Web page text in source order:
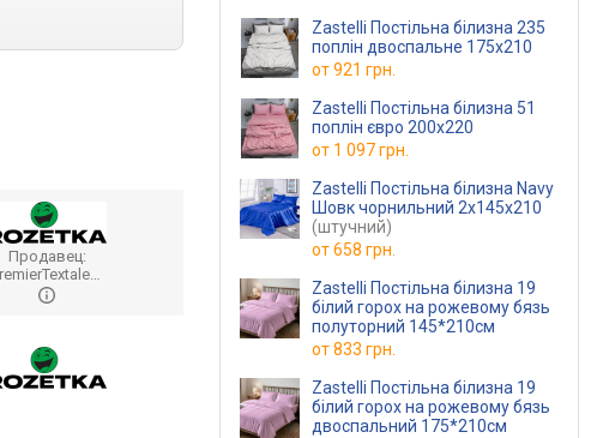
Продавец:
Zastelli Постільна білизна 235
поплін двоспальне 175х210
от921 грн.
Zastelli Постільна білизна 51
поплін євро 200х220
от 1 097 грн.
Zastelli Постільна білизна Navy
Шовк чорнильний 2х145х210
(штучний)
от658 грн.
Zastelli Постільна білизна 19
білий горох на рожевому бязь
полуторний 145*210см
от833 грн.
Zastelli Постільна білизна 19
білий горох на рожевому бязь
двоспальний 175*210см